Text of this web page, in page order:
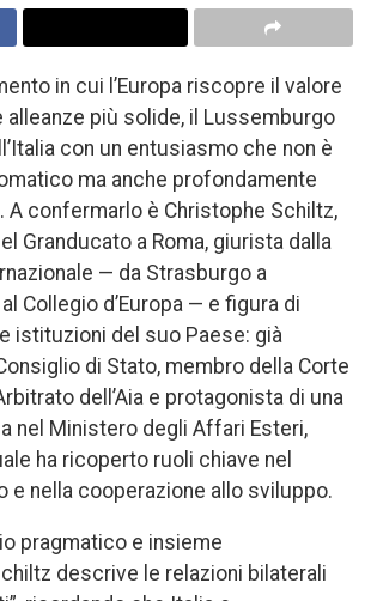
in cui l’Europa riscopre il valore
alleanze più solide, il Lussemburgo
con un entusiasmo che non è
ma anche profondamente
A confermarlo è Christophe Schiltz,
Granducato a Roma, giurista dalla
— da Strasburgo a
Collegio d’Europa — e figura di
istituzioni del suo Paese: già
di Stato, membro della Corte
dell’Aia e protagonista di una
nel Ministero degli Affari Esteri,
ha ricoperto ruoli chiave nel
e nella cooperazione allo sviluppo.
pragmatico e insieme
descrive le relazioni bilaterali